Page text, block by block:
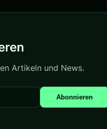
Artikeln und News.
Abonnieren